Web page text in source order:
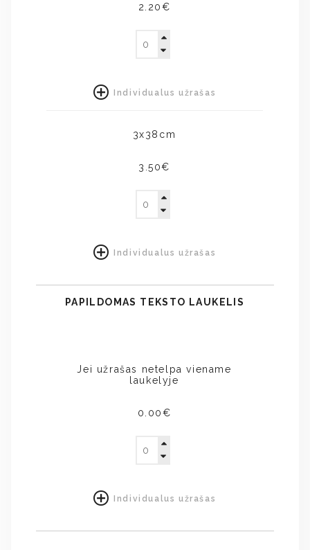
2.20€
Individualus užrašas
3x38cm
3.50€
Individualus užrašas
PAPILDOMAS TEKSTO LAUKELIS
Jei užrašas netelpa viename
laukelyje
0.00€
Individualus užrašas